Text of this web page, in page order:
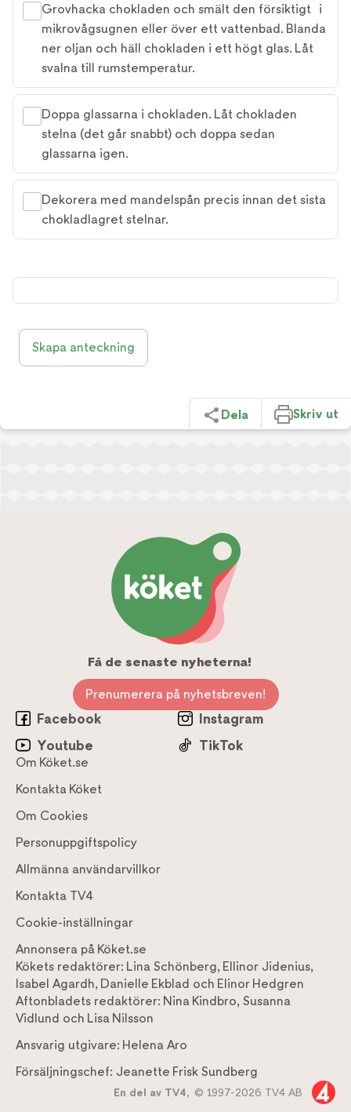
Grovhacka chokladen och smält den försiktigt i
mikrovågsugnen eller över ett vattenbad. Blanda
ner oljan och häll chokladen i ett högt glas. Låt
svalna till rumstemperatur.
Doppa glassarna i chokladen. Låt chokladen
stelna (det går snabbt) och doppa sedan
glassarna igen.
Dekorera med mandelspån precis innan det sista
chokladlagret stelnar.
Skapa anteckning
Dela Skriv ut
Få de senaste nyheterna!
Prenumerera på nyhetsbreven!
Facebook
Instagram
Youtube
TikTok
Om Köket.se
Kontakta Köket
Om Cookies
Personuppgiftspolicy
Allmänna användarvillkor
Kontakta TV4
Cookie-inställningar
Annonsera på Köket.se
Kökets redaktörer: Lina Schönberg, Ellinor Jidenius,
Isabel Agardh, Danielle Ekblad och Elinor Hedgren
Aftonbladets redaktörer: Nina Kindbro, Susanna
Vidlund och Lisa Nilsson
Ansvarig utgivare: Helena Aro
Försäljningschef: Jeanette Frisk Sundberg
En del av TV4, © 1997-2026 TV4 AB